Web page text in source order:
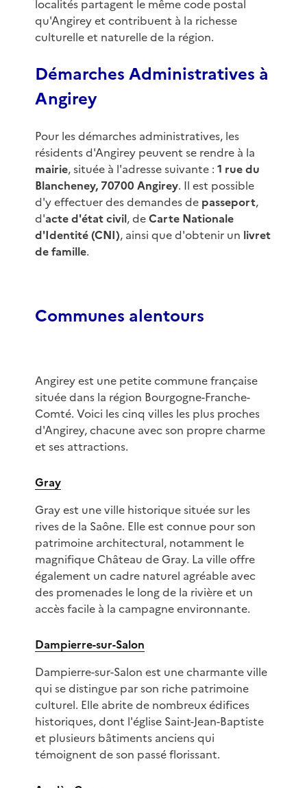
localités partagent le même code postal
qu'Angirey et contribuent à la richesse
culturelle et naturelle de la région.
Démarches Administratives à
Angirey
Pour les démarches administratives, les
résidents d'Angirey peuvent se rendre à la
mairie, située à l'adresse suivante : 1 rue du
Blancheney, 70700 Angirey. Il est possible
d'y effectuer des demandes de passeport,
d'acte d'état civil, deCarte Nationale
d'Identité (CNI), ainsi que d'obtenir un livret
de famille.
Communes alentours
Angirey est une petite commune française
située dans la région Bourgogne-Franche-
Comté. Voici les cinq villes les plus proches
d'Angirey, chacune avec son propre charme
et ses attractions.
Gray
Gray est une ville historique située sur les
rives de la Saône. Elle est connue pour son
patrimoine architectural, notamment le
magnifique Château de Gray. La ville offre
également un cadre naturel agréable avec
des promenades le long de la rivière et un
accès facile à la campagne environnante.
Dampierre-sur-Salon
Dampierre-sur-Salon est une charmante ville
qui se distingue par son riche patrimoine
culturel. Elle abrite de nombreux édifices
historiques, dont l'église Saint-Jean-Baptiste
et plusieurs bâtiments anciens qui
témoignent de son passé florissant.